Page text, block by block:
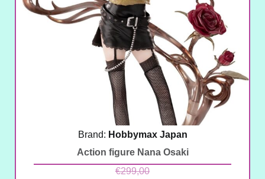
Brand: Hobbymax Japan
Action figure Nana Osaki
€299,00